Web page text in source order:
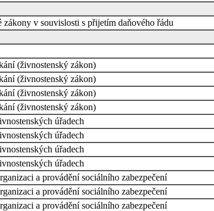
zákony v souvislosti s přijetím daňového řádu
(živnostenský zákon)
(živnostenský zákon)
(živnostenský zákon)
(živnostenský zákon)
úřadech
úřadech
úřadech
úřadech
a provádění sociálního zabezpečení
a provádění sociálního zabezpečení
a provádění sociálního zabezpečení